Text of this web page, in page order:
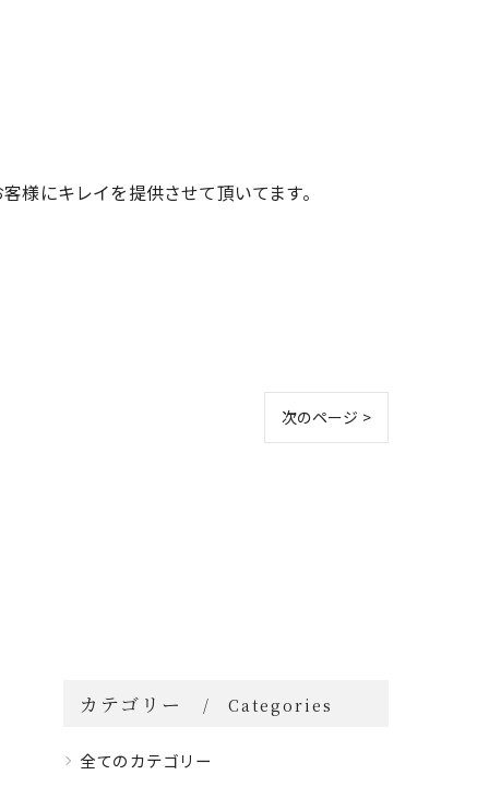
様にキレイを提供させて頂いてます。
次のページ >
カテゴリー Categories
全てのカテゴリー